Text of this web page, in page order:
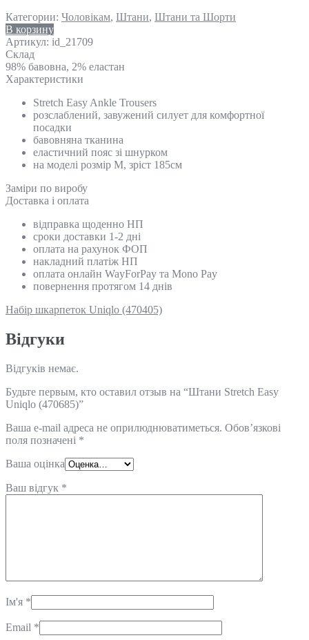
Категории: Чоловікам, Штани, Штани та Шорти
В корзину
Артикул: id_21709
Склад
98% бавовна, 2% еластан
Характеристики
Stretch Easy Ankle Trousers
розслаблений, завужений силует для комфортної
посадки
бавовняна тканина
еластичний пояс зі шнурком
на моделі розмір М, зріст 185см
Замiри по виробу
Доставка і оплата
відправка щоденно НП
сроки доставки 1-2 дні
оплата на рахунок ФОП
накладний платіж НП
оплата онлайн WayForPay та Mono Pay
повернення протягом 14 днів
Набір шкарпеток Uniqlo (470405)
Відгуки
Відгуків немає.
Будьте первым, кто оставил отзыв на “Штани Stretch Easy
Uniqlo (470685)”
Ваша e-mail адреса не оприлюднюватиметься. Обов’язкові
поля позначені *
Ваша оцінка
Ваш відгук *
Ім'я *
Email *